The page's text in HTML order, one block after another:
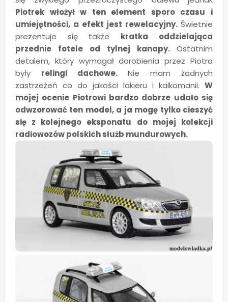
Piotrek włożył w ten element sporo czasu i
umiejętności, a efekt jest rewelacyjny. Świetnie
prezentuje się także kratka oddzielająca
przednie fotele od tylnej kanapy.Ostatnim
detalem, który wymagał dorobienia przez Piotra
były relingi dachowe.Nie mam żadnych
zastrzeżeń co do jakości lakieru i kalkomanii.W
mojej ocenie Piotrowi bardzo dobrze udało się
odwzorować ten model, a ja mogę tylko cieszyć
się z kolejnego eksponatu do mojej kolekcji
radiowozów polskich służb mundurowych.